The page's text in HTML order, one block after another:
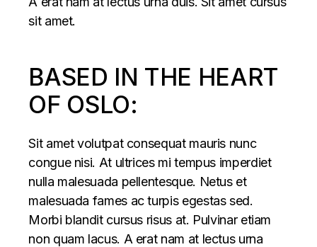
sit amet.
BASED IN THE HEART
OF OSLO:
Sit amet volutpat consequat mauris nunc
congue nisi. At ultrices mi tempus imperdiet
nulla malesuada pellentesque. Netus et
malesuada fames ac turpis egestas sed.
Morbi blandit cursus risus at. Pulvinar etiam
non quam lacus. A erat nam at lectus urna